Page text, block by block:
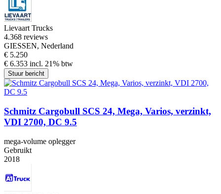
Lievaart Trucks
4.368 reviews
GIESSEN, Nederland
€ 5.250
€ 6.353 incl. 21% btw
Stuur bericht
Schmitz Cargobull SCS 24, Mega, Varios, verzinkt,
VDI 2700, DC 9.5
mega-volume oplegger
Gebruikt
2018